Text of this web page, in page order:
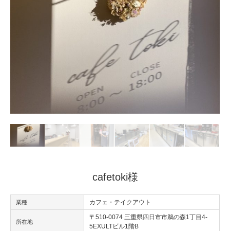
cafetoki様
業種 カフェ・テイクアウト
所在地
〒510-0074 三重県四日市市鵜の森1丁目4-
5EXULTビル1階B